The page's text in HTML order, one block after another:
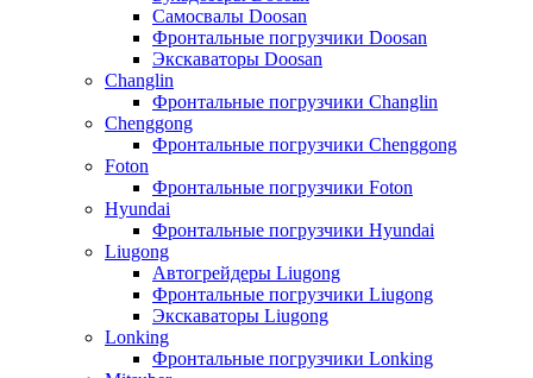
Самосвалы Doosan
Фронтальные погрузчики Doosan
Экскаваторы Doosan
Changlin
Фронтальные погрузчики Changlin
Chenggong
Фронтальные погрузчики Chenggong
Foton
Фронтальные погрузчики Foton
Hyundai
Фронтальные погрузчики Hyundai
Liugong
Автогрейдеры Liugong
Фронтальные погрузчики Liugong
Экскаваторы Liugong
Lonking
Фронтальные погрузчики Lonking